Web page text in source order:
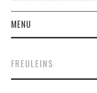
MENU
FREULEINS